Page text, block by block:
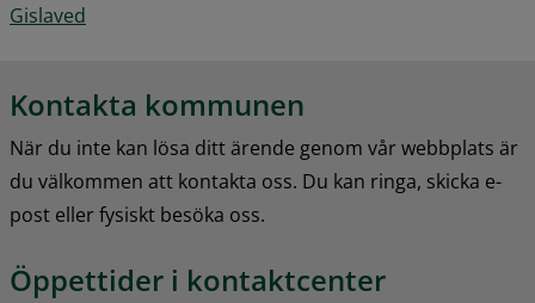
Gislaved
Kontakta kommunen
När du inte kan lösa ditt ärende genom vår webbplats är
du välkommen att kontakta oss. Du kan ringa, skicka e-
post eller fysiskt besöka oss.
Öppettider i kontaktcenter